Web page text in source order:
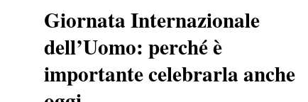
Giornata Internazionale
dell’Uomo: perché è
importante celebrarla anche